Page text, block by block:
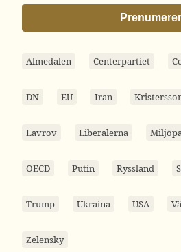
Almedalen Centerpartiet
DN EU Iran
Lavrov Liberalerna
OECD Putin Ryssland
Trump Ukraina USA
Zelensky